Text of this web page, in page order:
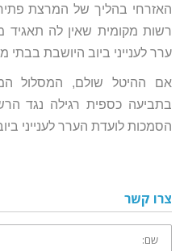
האזרחי בהליך של המרצת
רשות מקומית שאין לה תאגיד
ערר לענייני ביוב היושבת
אם ההיטל שולם, המסלול
בתביעה כספית רגילה נגד
הסמכות לועדת הערר לענייני
צרו קשר
שם: